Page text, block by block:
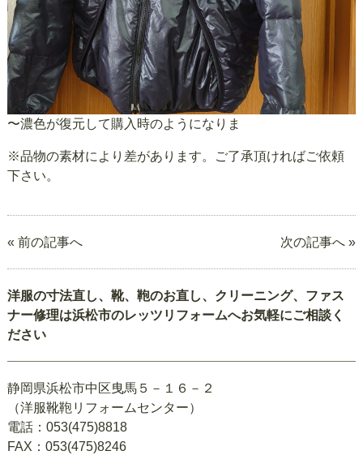
〜濃色が復元して購入時のようになりま
※品物の素材により差があります。ご了承頂ければご依頼
下さい。
« 前の記事へ 次の記事へ »
洋服の寸法直し、靴、鞄のお直し、クリーニング、ファス
ナー修理は浜松市のレッツリフォームへお気軽にご相談く
ださい
静岡県浜松市中区曳馬５－１６－２
（洋服靴鞄リフォームセンター）
電話：053(475)8818
FAX：053(475)8246